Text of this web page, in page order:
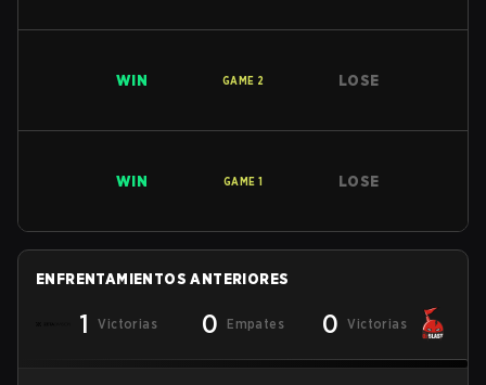
WIN GAME 2 LOSE
WIN GAME 1 LOSE
ENFRENTAMIENTOS ANTERIORES
1 Victorias 0 Empates 0 Victorias